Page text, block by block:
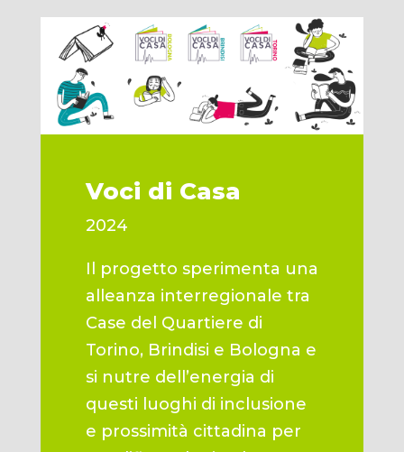
Voci di Casa
2024
Il progetto sperimenta una
alleanza interregionale tra
Case del Quartiere di
Torino, Brindisi e Bologna e
si nutre dell’energia di
questi luoghi di inclusione
e prossimità cittadina per